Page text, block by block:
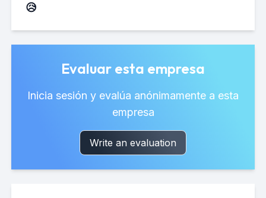
😥
Evaluar esta empresa
Inicia sesión y evalúa anónimamente a esta
empresa
Write an evaluation